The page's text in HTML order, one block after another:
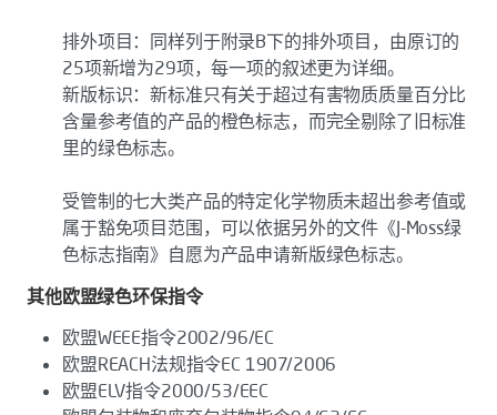
排外项目：同样列于附录B下的排外项目，由原订的
25项新增为29项，每一项的叙述更为详细。
新版标识：新标准只有关于超过有害物质质量百分比
含量参考值的产品的橙色标志，而完全剔除了旧标准
里的绿色标志。
受管制的七大类产品的特定化学物质未超出参考值或
属于豁免项目范围，可以依据另外的文件《J-Moss绿
色标志指南》自愿为产品申请新版绿色标志。
其他欧盟绿色环保指令
欧盟WEEE指令2002/96/EC
欧盟REACH法规指令EC 1907/2006
欧盟ELV指令2000/53/EEC